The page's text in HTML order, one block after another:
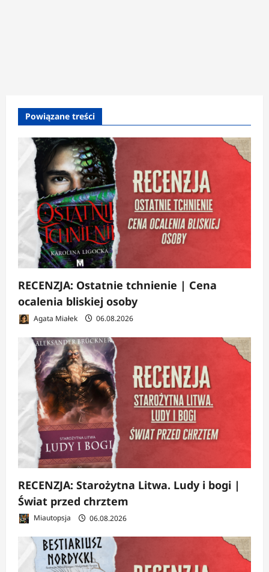
Powiązane treści
RECENZJA: Ostatnie tchnienie | Cena
ocalenia bliskiej osoby
Agata Miałek 06.08.2026
RECENZJA: Starożytna Litwa. Ludy i bogi |
Świat przed chrztem
Miautopsja 06.08.2026